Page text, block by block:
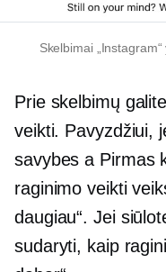
Skelbimai
Prie skelbimų
veikti. Pavyzdžiui,
savybes a Pirmas
raginimo veikti
daugiau“. Jei
sudaryti, kaip